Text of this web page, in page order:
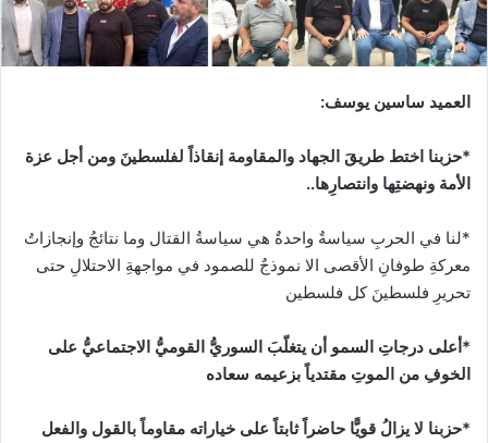
العميد ساسين يوسف:
*حزبنا اختط طريقَ الجهاد والمقاومة إنقاذاً لفلسطينَ ومن أجل عزة
الأمة ونهضتِها وانتصارِها..
*لنا في الحربِ سياسةٌ واحدةٌ هي سياسةُ القتال وما نتائجُ وإنجازاتُ
معركةِ طوفانِ الأقصى الا نموذجٌ للصمود في مواجهةِ الاحتلالِ حتى
تحريرِ فلسطينَ كل فلسطين
*أعلى درجاتِ السمو أن يتغلّبَ السوريُّ القوميُّ الاجتماعيُّ على
الخوفِ من الموتِ مقتدياً بزعيمه سعاده
*حزبنا لا يزالُ قويًّا حاضراً ثابتاً على خياراته مقاوماً بالقول والفعل